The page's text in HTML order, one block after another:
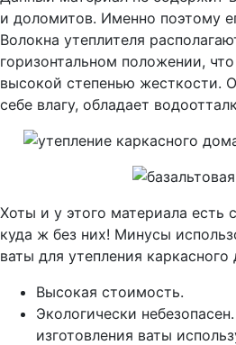
и доломитов. Именно поэтому
Волокна утеплителя
горизонтальном положении,
высокой степенью жесткости.
себе влагу, обладает
Хоты и у этого материала есть
куда ж без них! Минусы
ваты для утепления каркасного
Высокая стоимость.
Экологически
изготовления ваты